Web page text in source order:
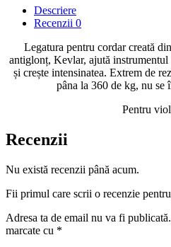
Descriere
Recenzii 0
Legatura pentru cordar creată
antiglonț, Kevlar, ajută instrumentul
și crește intensinatea. Extrem de
pâna la 360 de kg, nu se
Pentru
Recenzii
Nu există recenzii până acum.
Fii primul care scrii o recenzie
Adresa ta de email nu va fi publicată.
marcate cu *